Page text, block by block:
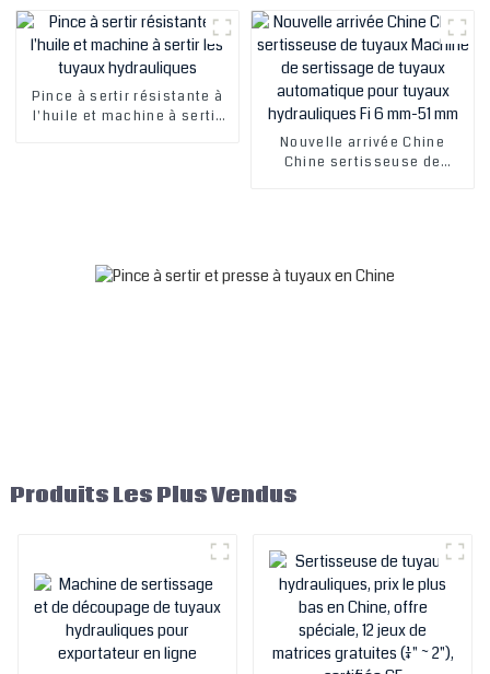
haute pression, électrique
et automatique, OEM Chine
CE 12 V
résistante à l'huile et
machine à sertir les tuyaux
hydrauliques, Hf51
Pince à sertir résistante à
l'huile et machine à sertir
Nouvelle arrivée Chine
Chine sertisseuse de
Produits Les Plus Vendus